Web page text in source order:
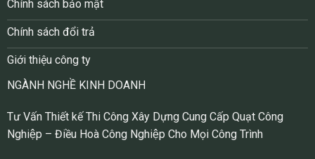
Chính sách bảo mật
Chính sách đổi trả
Giới thiệu công ty
NGÀNH NGHỀ KINH DOANH
Tư Vấn Thiết kế Thi Công Xây Dựng Cung Cấp Quạt Công
Nghiệp – Điều Hoà Công Nghiệp Cho Mọi Công Trình